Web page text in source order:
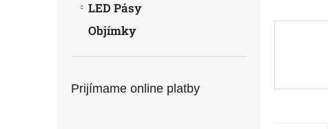
LED Pásy
Objímky
Prijímame online platby